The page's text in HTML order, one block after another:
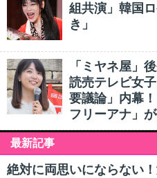
組共演」韓国
き」
「ミヤネ屋」
読売テレビ女
要議論」内幕
フリーアナ」
最新記事
絶対に両思いにならない